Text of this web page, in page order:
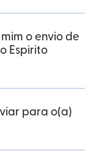
o envio de
Espirito
para o(a)